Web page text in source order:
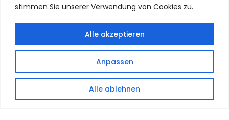
stimmen Sie unserer Verwendung von Cookies zu.
Anpassen
Alle ablehnen
Alle akzeptieren
NEWSLETTER
FOLGE UNS